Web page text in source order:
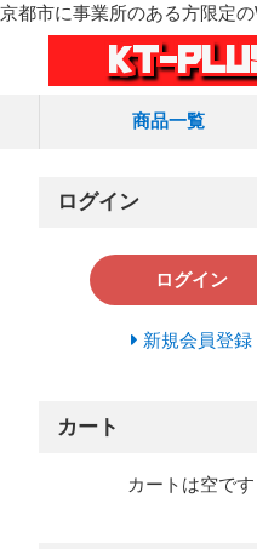
京都市に事業所のある方限定の
商品一覧
ログイン
ログイン
新規会員登録
カート
カートは空です